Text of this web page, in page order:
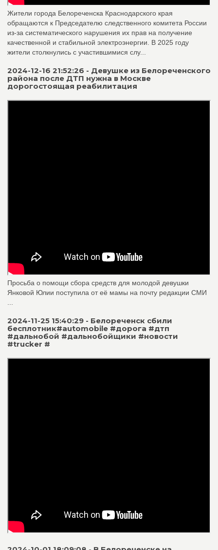
Жители города Белореченска Краснодарского края
обращаются к Председателю следственного комитета России
из-за систематического нарушения их прав на получение
качественной и стабильной электроэнергии. В 2025 году
жители столкнулись с участившимися слу...
2024-12-16 21:52:26 - Девушке из Белореченского
района после ДТП нужна в Москве
дорогостоящая реабилитация
Просьба о помощи сбора средств для молодой девушки
Янковой Юлии поступила от её мамы на почту редакции СМИ
2024-11-25 15:40:29 - Белореченск сбили
бесплотник#automobile #дорога #дтп
#дальнобой #дальнобойщики #новости
#trucker #